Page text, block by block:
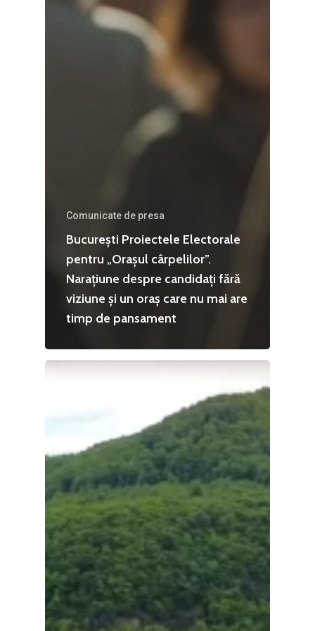
Comunicate de presa
București Proiectele Electorale
pentru „Orașul cârpelilor”.
Narațiune despre candidați fără
viziune și un oraș care nu mai are
timp de pansament
Construcții și